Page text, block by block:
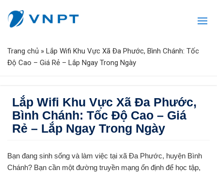
Trang chủ » Lắp Wifi Khu Vực Xã Đa Phước, Bình Chánh: Tốc
Độ Cao – Giá Rẻ – Lắp Ngay Trong Ngày
Lắp Wifi Khu Vực Xã Đa Phước,
Bình Chánh: Tốc Độ Cao – Giá
Rẻ – Lắp Ngay Trong Ngày
Bạn đang sinh sống và làm việc tại xã Đa Phước, huyện Bình
Chánh? Bạn cần một đường truyền mạng ổn định để học tập,